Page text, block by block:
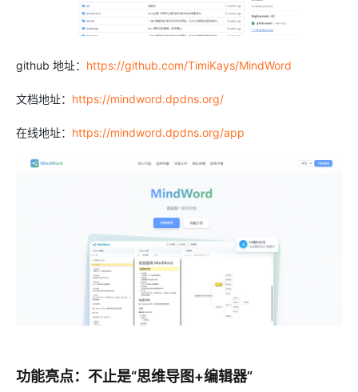
github 地址： https://github.com/TimiKays/MindWord
文档地址： https://mindword.dpdns.org/
在线地址： https://mindword.dpdns.org/app
功能亮点：不止是“思维导图+编辑器”